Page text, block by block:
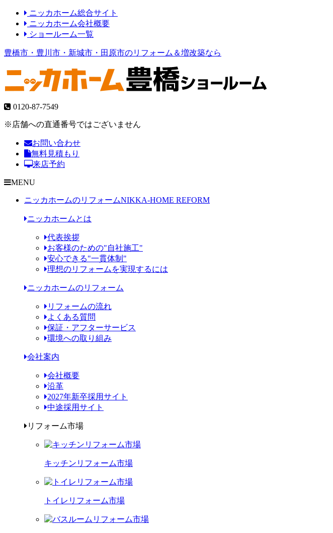
ニッカホーム総合サイト
ニッカホーム会社概要
ショールーム一覧
豊橋市・豊川市・新城市・田原市のリフォーム＆増改築なら
0120-87-7549
※店舗への直通番号ではございません
お問い合わせ
無料見積もり
来店予約
MENU
ニッカホームのリフォームNIKKA-HOME REFORM
ニッカホームとは
代表挨拶
お客様のための"自社施工"
安心できる"一貫体制"
理想のリフォームを実現するには
ニッカホームのリフォーム
リフォームの流れ
よくある質問
保証・アフターサービス
環境への取り組み
会社案内
会社概要
沿革
2027年新卒採用サイト
中途採用サイト
リフォーム市場
キッチンリフォーム市場
トイレリフォーム市場